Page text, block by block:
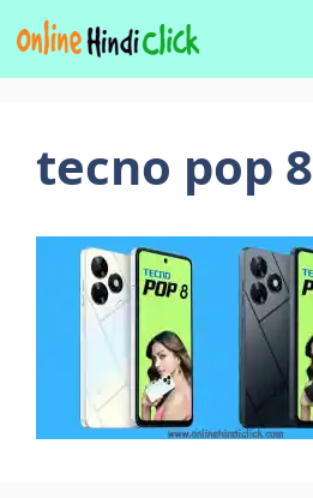
to
content
tecno pop 8